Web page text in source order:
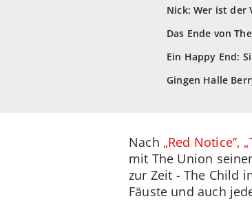
Nick: Wer ist der
Das Ende von
Ein Happy End:
Gingen Halle
Nach „Red Notice”,
mit The Union
zur Zeit - The Child
Fäuste und auch